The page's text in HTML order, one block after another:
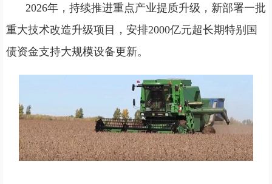
2026年，持续推进重点产业提质升级，新部署一批
重大技术改造升级项目，安排2000亿元超长期特别国
债资金支持大规模设备更新。